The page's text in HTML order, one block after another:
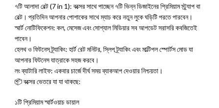
৭টি আলাদা বেল্ট (7 in 1): বক্সের সাথে পাচ্ছেন ৭টি ভিন্ন ডিজাইনের প্রিমিয়াম স্ট্র্যাপ বা
বেল্ট। প্রতিদিন আপনার পোশাকের সাথে ম্যাচ করে নতুন লুকে ঘড়িটি পরতে পারবেন।
স্মার্ট নোটিফিকেশন: কল, মেসেজ এবং সোশ্যাল মিডিয়ার সব আপডেট সরাসরি কবজিতেই
পাবেন।
হেলথ ও ফিটনেস ট্র্যাকিং: হার্ট রেট মনিটর, স্লিপ ট্র্যাকিং এবং মাল্টিপল স্পোর্টস মোড যা
আপনার ফিটনেস যাত্রাকে সহজ করবে।
লং ব্যাটারি লাইফ: একবার চার্জে দীর্ঘ সময় ব্যাকআপ দেওয়ার নিশ্চয়তা।
📦 বক্সের ভেতরে যা যা থাকছে:
১টি প্রিমিয়াম স্মার্টওয়াচ ডায়াল